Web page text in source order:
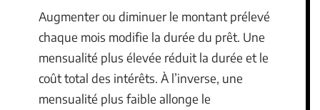
Augmenter ou diminuer le montant prélevé
chaque mois modifie la durée du prêt. Une
mensualité plus élevée réduit la durée et le
coût total des intérêts. À l’inverse, une
mensualité plus faible allonge le